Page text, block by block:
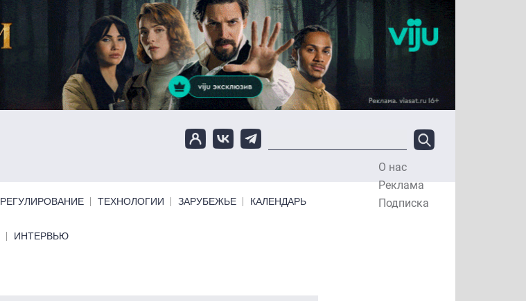
О нас
Реклама
Подписка
РЕГУЛИРОВАНИЕ ТЕХНОЛОГИИ ЗАРУБЕЖЬЕ КАЛЕНДАРЬ
ИНТЕРВЬЮ